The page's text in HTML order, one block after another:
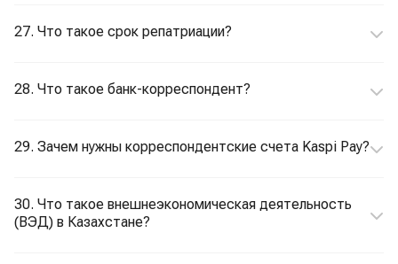
27. Что такое срок репатриации?
28. Что такое банк-корреспондент?
29. Зачем нужны корреспондентские счета Kaspi Pay?
30. Что такое внешнеэкономическая деятельность
(ВЭД) в Казахстане?